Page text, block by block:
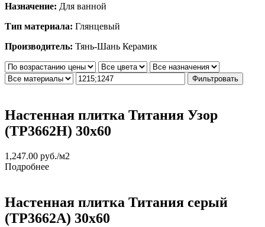
Назначение: Для ванной
Тип материала: Глянцевый
Производитель: Тянь-Шань Керамик
Фильтровать
Настенная плитка Титания Узор
(TP3662H) 30х60
1,247.00 руб./м2
Подробнее
Настенная плитка Титания серый
(TP3662A) 30х60